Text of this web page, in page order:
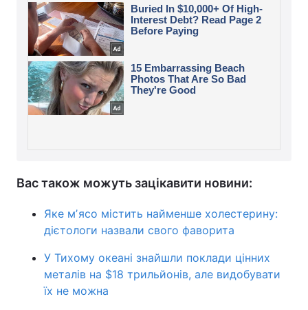
Вас також можуть зацікавити новини:
Яке мʼясо містить найменше холестерину:
дієтологи назвали свого фаворита
У Тихому океані знайшли поклади цінних
металів на $18 трильйонів, але видобувати
їх не можна